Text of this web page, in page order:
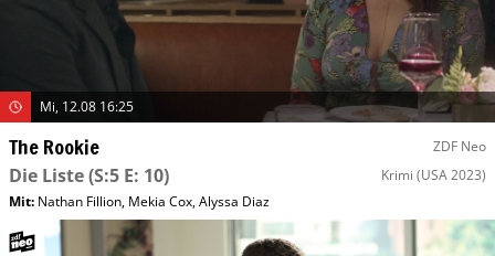
Mi, 12.08 16:25
The Rookie ZDF Neo
Die Liste(S:5 E: 10) Krimi (USA 2023)
Mit: Nathan Fillion, Mekia Cox,Alyssa Diaz